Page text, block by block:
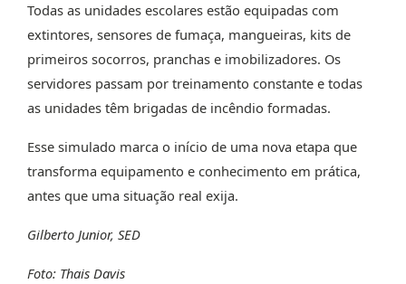
Todas as unidades escolares estão equipadas com
extintores, sensores de fumaça, mangueiras, kits de
primeiros socorros, pranchas e imobilizadores. Os
servidores passam por treinamento constante e todas
as unidades têm brigadas de incêndio formadas.
Esse simulado marca o início de uma nova etapa que
transforma equipamento e conhecimento em prática,
antes que uma situação real exija.
Gilberto Junior, SED
Foto: Thais Davis